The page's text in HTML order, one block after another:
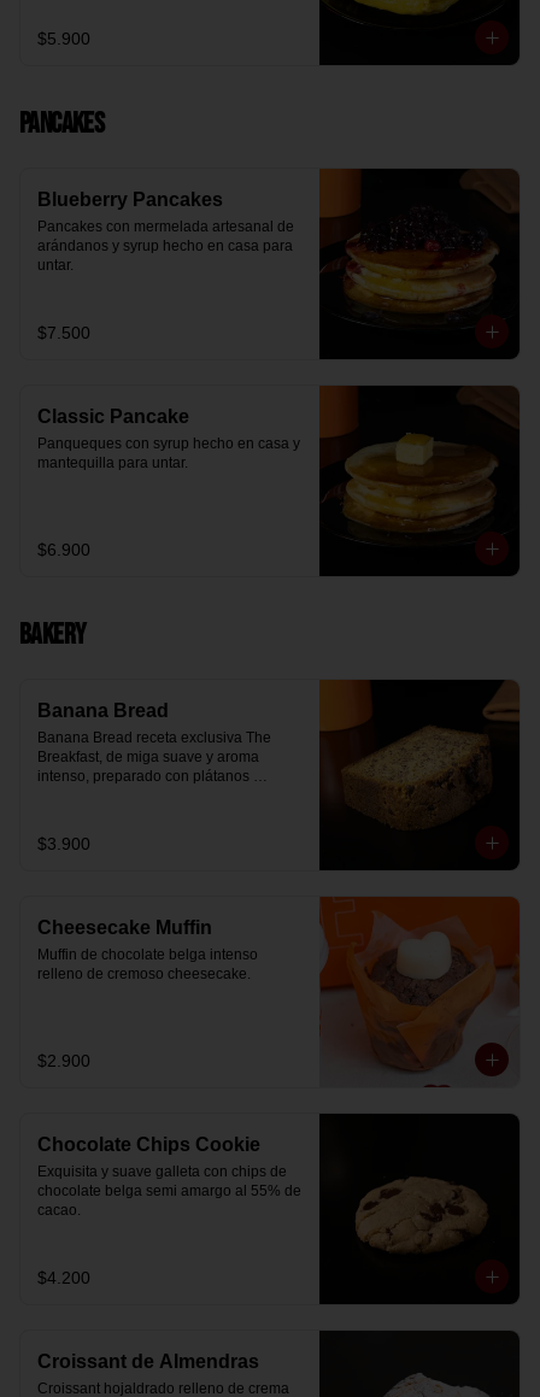
$5.900
Pancakes
Blueberry Pancakes
Pancakes con mermelada artesanal de
arándanos y syrup hecho en casa para
untar.
$7.500
Classic Pancake
Panqueques con syrup hecho en casa y
mantequilla para untar.
$6.900
Bakery
Banana Bread
Banana Bread receta exclusiva The
Breakfast, de miga suave y aroma
intenso, preparado con plátanos
$3.900
Cheesecake Muffin
Muffin de chocolate belga intenso
relleno de cremoso cheesecake.
$2.900
Chocolate Chips Cookie
Exquisita y suave galleta con chips de
chocolate belga semi amargo al 55% de
cacao.
$4.200
Croissant de Almendras
Croissant hojaldrado relleno de crema